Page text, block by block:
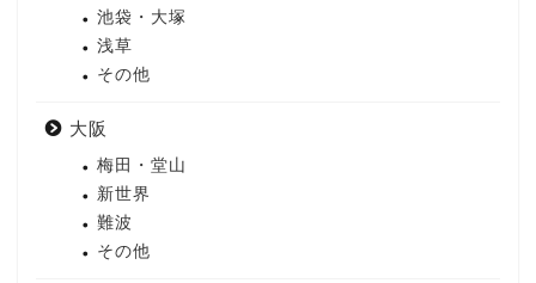
池袋・大塚
浅草
その他
大阪
梅田・堂山
新世界
難波
その他